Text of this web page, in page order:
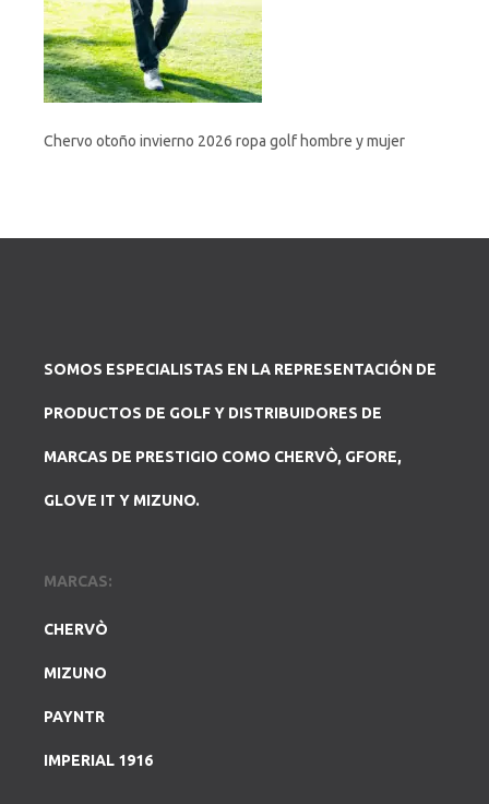
Chervo otoño invierno 2026 ropa golf hombre y mujer
SOMOS ESPECIALISTAS EN LA REPRESENTACIÓN DE
PRODUCTOS DE GOLF Y DISTRIBUIDORES DE
MARCAS DE PRESTIGIO COMO CHERVÒ, GFORE,
GLOVE IT Y MIZUNO.
MARCAS:
CHERVÒ
MIZUNO
PAYNTR
IMPERIAL 1916